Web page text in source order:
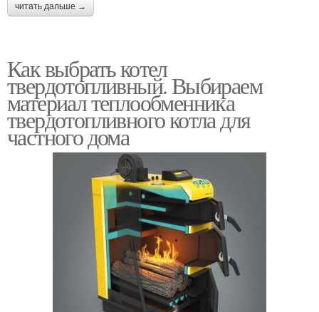
читать дальше →
Как выбрать котел
твердотопливный. Выбираем
материал теплообменника
твердотопливного котла для
частного дома